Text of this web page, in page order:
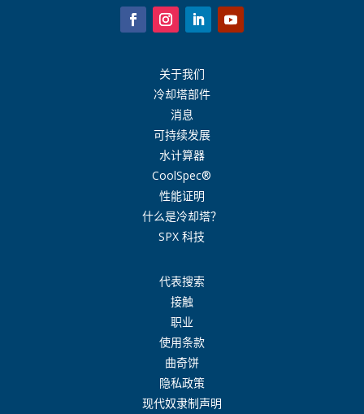
关于我们
冷却塔部件
消息
可持续发展
水计算器
CoolSpec®
性能证明
什么是冷却塔？
SPX 科技
代表搜索
接触
职业
使用条款
曲奇饼
隐私政策
现代奴隶制声明